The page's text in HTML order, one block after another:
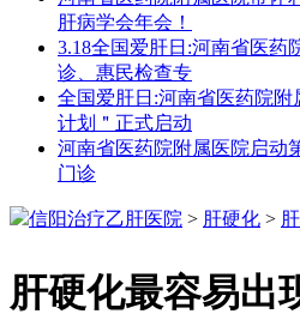
肝病学会年会！
3.18全国爱肝日:河南省医药
诊、惠民检查专
全国爱肝日:河南省医药院附
计划＂正式启动
河南省医药院附属医院启动
门诊
信阳治疗乙肝医院 > 肝硬化 >
肝硬化最容易出